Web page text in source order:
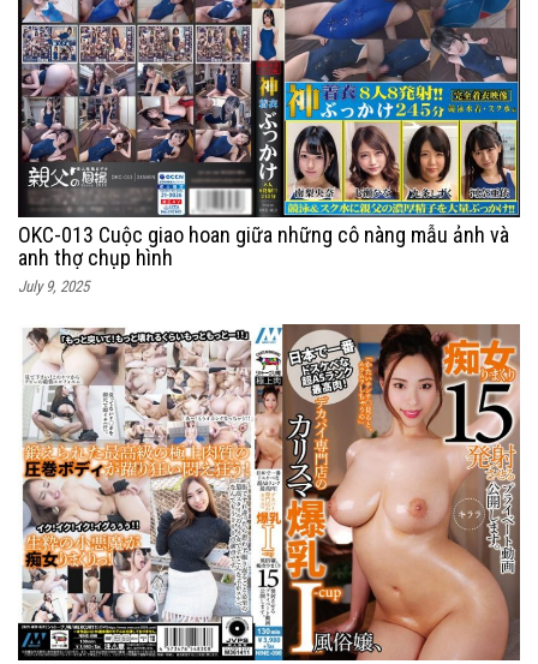
OKC-013 Cuộc giao hoan giữa những cô nàng mẫu ảnh và
anh thợ chụp hình
July 9, 2025